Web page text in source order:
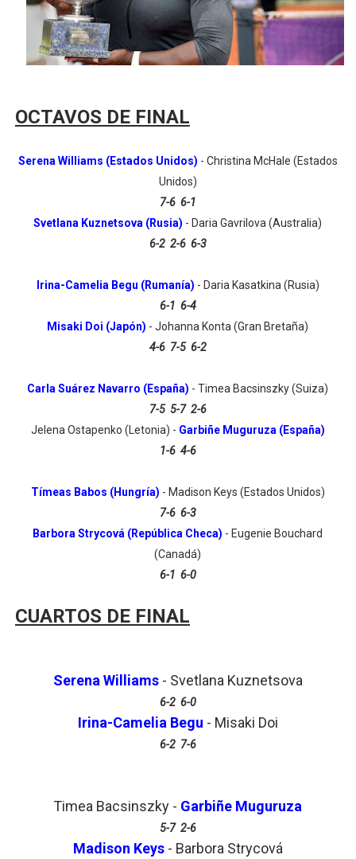
Athletes Unlimited Softball League 2026 - Las Utah
Mundial de piragüismo slalom 2026 (Oklahoma City,
Mundial de Fórmula 1 2026 - Lando Norris consigue
Campeonato de Europa de saltos 2026 (París,
OCTAVOS DE FINAL
Serena Williams (Estados Unidos) - Christina McHale (Estados
Unidos)
7-6 6-1
Svetlana Kuznetsova (Rusia) - Daria Gavrilova (Australia)
6-2 2-6 6-3
Irina-Camelia Begu (Rumanía) - Daria Kasatkina (Rusia)
6-1 6-4
Misaki Doi (Japón) - Johanna Konta (Gran Bretaña)
4-6 7-5 6-2
Carla Suárez Navarro (España) - Timea Bacsinszky (Suiza)
7-5 5-7 2-6
Jelena Ostapenko (Letonia) - Garbiñe Muguruza (España)
1-6 4-6
Tímeas Babos (Hungría) - Madison Keys (Estados Unidos)
7-6 6-3
Barbora Strycová (República Checa) - Eugenie Bouchard
(Canadá)
6-1 6-0
CUARTOS DE FINAL
Serena Williams- Svetlana Kuznetsova
6-2 6-0
Irina-Camelia Begu - Misaki Doi
6-2 7-6
Timea Bacsinszky - Garbiñe Muguruza
5-7 2-6
Madison Keys- Barbora Strycová